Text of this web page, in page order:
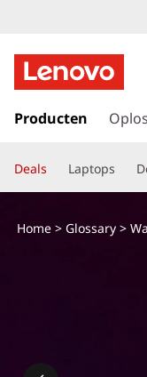
a
a
a
r
e
Producten
Deals Laptops
Home> Glossary>